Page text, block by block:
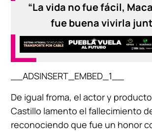
“La vida no fue fácil,
fue buena vivirla
__ADSINSERT_EMBED_1__
De igual froma, el actor y
Castillo lamento el fallecimiento
reconociendo que fue un honor